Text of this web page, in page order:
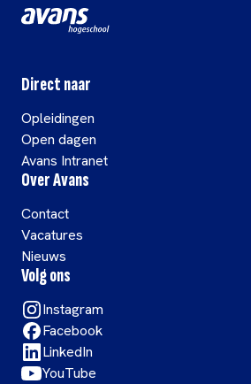
Direct naar
Opleidingen
Open dagen
Avans Intranet
Over Avans
Contact
Vacatures
Nieuws
Volg ons
Instagram
Facebook
LinkedIn
YouTube